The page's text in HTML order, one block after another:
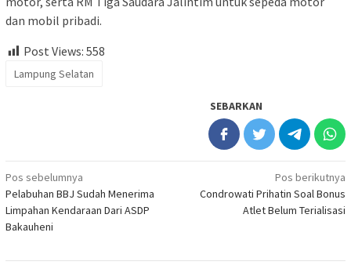
dan mobil pribadi.
Post Views: 558
Lampung Selatan
SEBARKAN
Navigasi
pos
Pos sebelumnya
Pelabuhan BBJ Sudah Menerima
Limpahan Kendaraan Dari ASDP
Bakauheni
Pos berikutnya
Condrowati Prihatin Soal Bonus
Atlet Belum Terialisasi